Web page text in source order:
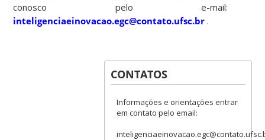
conosco pelo e-mail:
inteligenciaeinovacao.egc@contato.ufsc.br .
CONTATOS
Informações e orientações entrar
em contato pelo email: